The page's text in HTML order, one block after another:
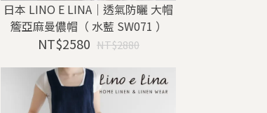
日本 LINO E LINA｜透氣防曬 大帽
簷亞麻曼儂帽（ 水藍 SW071 ）
NT$2580 NT$2880